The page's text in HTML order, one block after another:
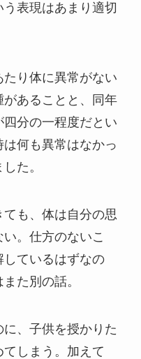
表現はあまり適切
り体に異常がない
あることと、同年
分の一程度だとい
何も異常はなかっ
た。
も、体は自分の思
。仕方のないこ
しているはずなの
た別の話。
、子供を授かりた
しまう。加えて